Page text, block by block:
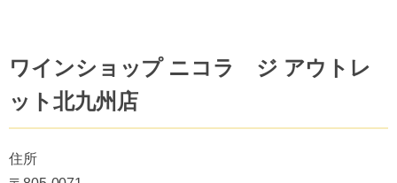
ワインショップ ニコラ ジ アウトレ
ット北九州店
住所